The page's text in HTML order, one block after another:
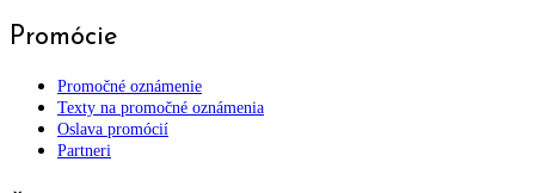
Promócie
Promočné oznámenie
Texty na promočné oznámenia
Oslava promócií
Partneri